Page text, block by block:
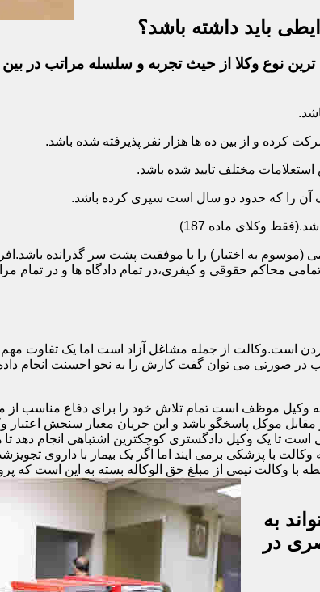
باید داشته باشد؟
نوع وکلا از حیث تجربه و سلسله مراتب در بین
به اختبار) را با موفقیت پشت سر گذرانده
تمامی محاکم حقوقی و کیفری،در تمام دادگاه ها و در
است.وکالت از جمله مشاغل آزاد است اما یک تفاوت مهم
صورتی می توان گفت کارش را به نحو احسنت انجام
موظف است تمام تلاش خود را برای دفاع مناسب از
مقابل موکل پاسخگو باشد و این جریان معیار سنجش
تا یک وکیل دادگستری کوچکترین اشتباهی انجام دهد تا
با پزشکی برمی ایند اما اگر یک بیمار با داروی
با وکالت نیمی از مبلغ حق الوکاله بسته به این است که
به
در